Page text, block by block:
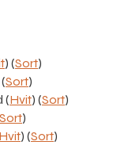
) (Sort)
Sort)
(Hvit) (Sort)
Sort)
Hvit) (Sort)